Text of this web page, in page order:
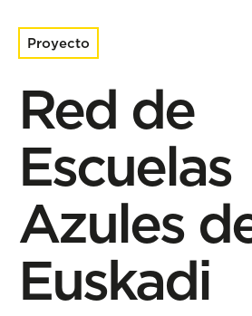
Proyecto
Red de
Escuelas
Azules
Euskadi